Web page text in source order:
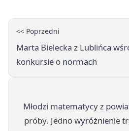
<< Poprzedni
Marta Bielecka z Lublińca
konkursie o normach
Młodzi matematycy z
próby. Jedno wyróżnienie